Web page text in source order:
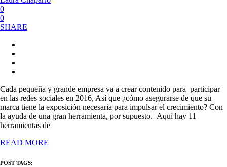
0
0
SHARE
Cada pequeña y grande empresa va a crear contenido para participar
en las redes sociales en 2016, Así que ¿cómo asegurarse de que su
marca tiene la exposición necesaria para impulsar el crecimiento? Con
la ayuda de una gran herramienta, por supuesto. Aquí hay 11
herramientas de
READ MORE
POST TAGS: